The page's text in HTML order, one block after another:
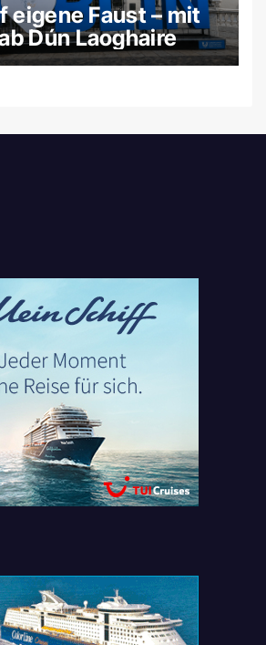
eigene Faust – mit
Dún Laoghaire